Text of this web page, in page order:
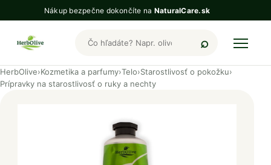
Nákup bezpečne dokončíte na NaturalCare.sk
Hľadať produkty HerbOlive
HerbOlive›Kozmetika a parfumy›Telo›Starostlivosť o pokožku›
Prípravky na starostlivosť o ruky a nechty